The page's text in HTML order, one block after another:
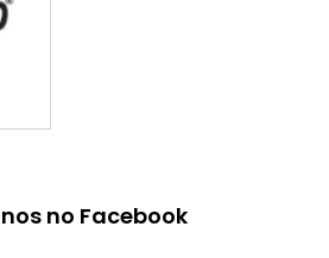
no Facebook